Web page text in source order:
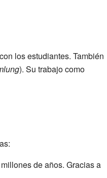
los estudiantes. También
). Su trabajo como
de años. Gracias a